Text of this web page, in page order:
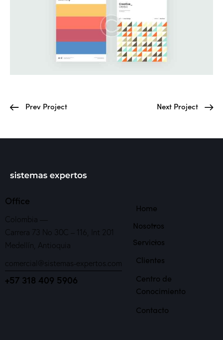
Prev Project Next Project
Office
Colombia —
Carrera 73 No 30C – 116, Int 201
Medellín, Antioquia
comercial@sistemas-expertos.com
+57 318 409 5906
Home
Nosotros
Servicios
Clientes
Centro de
Conocimiento
Contacto